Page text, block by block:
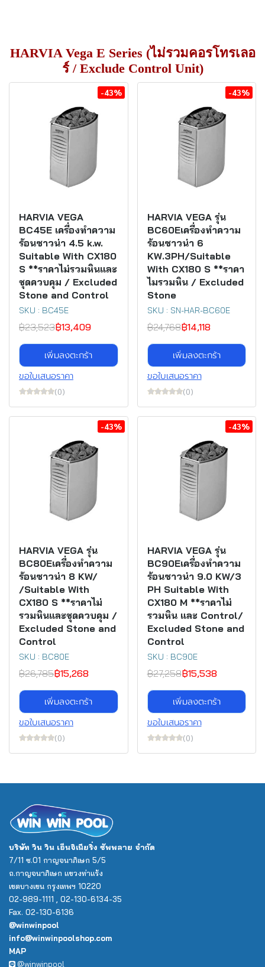
HARVIA Vega E Series (ไม่รวมคอรโทรเลอ
ร์ / Exclude Control Unit)
-43%
HARVIA VEGA
BC45E เครื่องทำความ
ร้อนซาวน่า 4.5 k.w.
Suitable With CX180
S **ราคาไม่รวมหินและ
ชุดควบคุม / Excluded
Stone and Control
SKU : BC45E
฿23,523฿13,409
เพิ่มลงตะกร้า
ขอใบเสนอราคา
(0)
-43%
HARVIA VEGA รุ่น
BC60Eเครื่องทำความ
ร้อนซาวน่า 6
KW.3PH/Suitable
With CX180 S **ราคา
ไมรวมหิน / Excluded
Stone
SKU : SN-HAR-BC60E
฿24,768฿14,118
เพิ่มลงตะกร้า
ขอใบเสนอราคา
(0)
-43%
HARVIA VEGA รุ่น
BC80Eเครื่องทำความ
ร้อนซาวน่า 8 KW/
/Suitable With
CX180 S **ราคาไม่
รวมหินและชุดควบคุม /
Excluded Stone and
Control
SKU : BC80E
฿26,785฿15,268
เพิ่มลงตะกร้า
ขอใบเสนอราคา
(0)
-43%
HARVIA VEGA รุ่น
BC90Eเครื่องทำความ
ร้อนซาวน่า 9.0 KW/3
PH Suitable With
CX180 M **ราคาไม่
รวมหิน และ Control/
Excluded Stone and
Control
SKU : BC90E
฿27,258฿15,538
เพิ่มลงตะกร้า
ขอใบเสนอราคา
(0)
บริษัท วิน วิน เอ็นจิเนียริ่ง ซัพพลาย จำกัด
7/11 ซ.01 กาญจนาภิเษก 5/5
ถ.กาญจนาภิเษก แขวงท่าแร้ง
เขตบางเขน กรุงเทพฯ 10220
02-989-1111 , 02-130-6134-35
Fax. 02-130-6136
@winwinpool
info@winwinpoolshop.com
MAP
@winwinpool